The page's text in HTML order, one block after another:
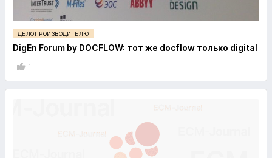
ДЕЛОПРОИЗВОДИТЕЛЮ
DigEn Forum by DOCFLOW: тот же docflow только digital
1